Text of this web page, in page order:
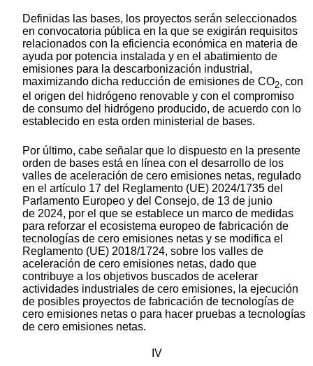
Definidas las bases, los proyectos serán seleccionados
en convocatoria pública en la que se exigirán requisitos
relacionados con la eficiencia económica en materia de
ayuda por potencia instalada y en el abatimiento de
emisiones para la descarbonización industrial,
maximizando dicha reducción de emisiones de CO2, con
el origen del hidrógeno renovable y con el compromiso
de consumo del hidrógeno producido, de acuerdo con lo
establecido en esta orden ministerial de bases.
Por último, cabe señalar que lo dispuesto en la presente
orden de bases está en línea con el desarrollo de los
valles de aceleración de cero emisiones netas, regulado
en el artículo 17 del Reglamento (UE) 2024/1735 del
Parlamento Europeo y del Consejo, de 13 de junio
de 2024, por el que se establece un marco de medidas
para reforzar el ecosistema europeo de fabricación de
tecnologías de cero emisiones netas y se modifica el
Reglamento (UE) 2018/1724, sobre los valles de
aceleración de cero emisiones netas, dado que
contribuye a los objetivos buscados de acelerar
actividades industriales de cero emisiones, la ejecución
de posibles proyectos de fabricación de tecnologías de
cero emisiones netas o para hacer pruebas a tecnologías
de cero emisiones netas.
IV